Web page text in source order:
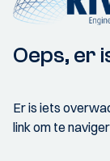
Oeps, er
Er is iets
link om te